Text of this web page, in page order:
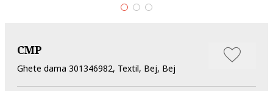
CMP
Ghete dama 301346982, Textil, Bej, Bej